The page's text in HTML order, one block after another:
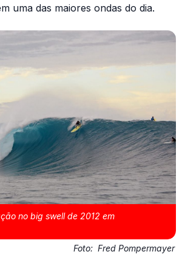
uma das maiores ondas do dia.
no big swell de 2012 em
Foto: Fred Pompermayer